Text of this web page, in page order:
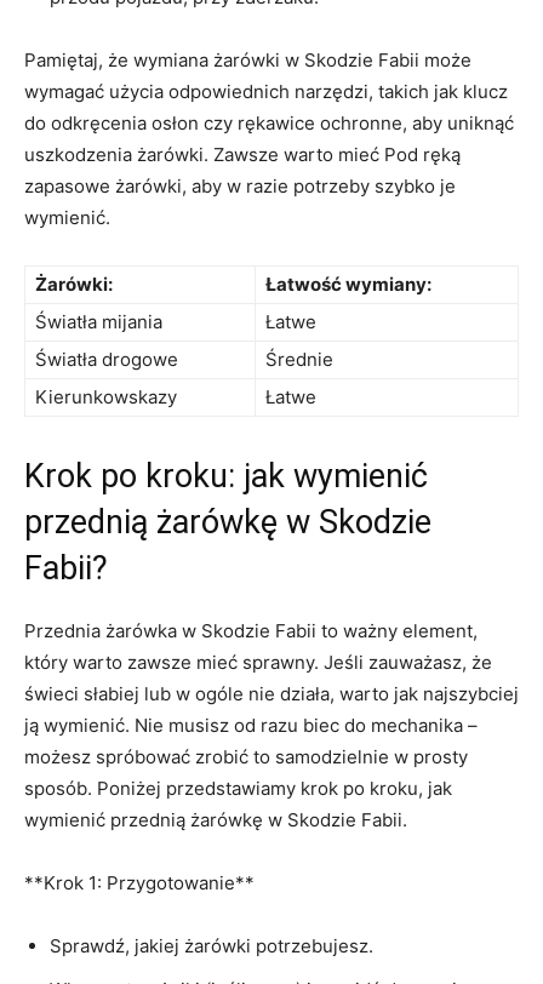
Pamiętaj, że wymiana żarówki ​w Skodzie Fabii ⁢może​
wymagać użycia odpowiednich narzędzi, takich ⁢jak klucz
do odkręcenia⁢ osłon czy rękawice ⁣ochronne, ⁢aby uniknąć
uszkodzenia ​żarówki. ⁤Zawsze warto mieć Pod ręką
zapasowe żarówki, aby w razie potrzeby szybko je
wymienić.
Żarówki:
Łatwość wymiany:
Światła⁣ mijania
Łatwe
Światła drogowe
Średnie
Kierunkowskazy
Łatwe
Krok po‌ kroku: jak wymienić
przednią żarówkę w Skodzie
Fabii?
Przednia żarówka w Skodzie Fabii to ważny element,
który warto zawsze mieć sprawny. Jeśli zauważasz, że
świeci słabiej lub⁤ w ‍ogóle nie działa, warto jak najszybciej
ją wymienić. Nie musisz⁣ od razu biec do mechanika –
możesz spróbować zrobić to samodzielnie w prosty
sposób. Poniżej przedstawiamy krok po kroku, jak
wymienić ⁢przednią żarówkę w Skodzie Fabii.
**Krok 1: Przygotowanie**
Sprawdź, jakiej żarówki⁢ potrzebujesz.